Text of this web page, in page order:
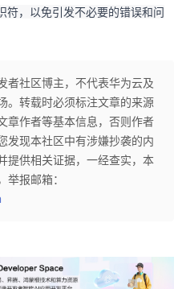
符，以免引发不必要的错误和问
者社区博主，不代表华为云及
。转载时必须标注文章的来源
章作者等基本信息，否则作者
发现本社区中有涉嫌抄袭的内
提供相关证据，一经查实，本
报邮箱：